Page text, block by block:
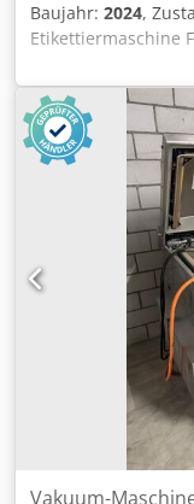
Baujahr: 2024,
Etikettiermaschine
und
Über den
unterschiedlicher
einfach und
Standart
max.
Friktionsanleger
Erweiterte Version
Geschwindigkeit
von bis zu 260mm
Vakuum-